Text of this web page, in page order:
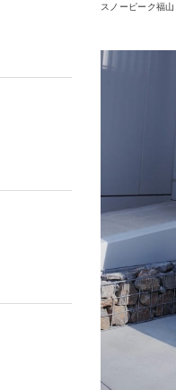
スノーピーク福山